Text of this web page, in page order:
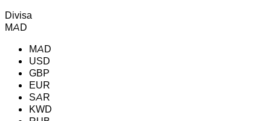
Divisa
MAD
MAD
USD
GBP
EUR
SAR
KWD